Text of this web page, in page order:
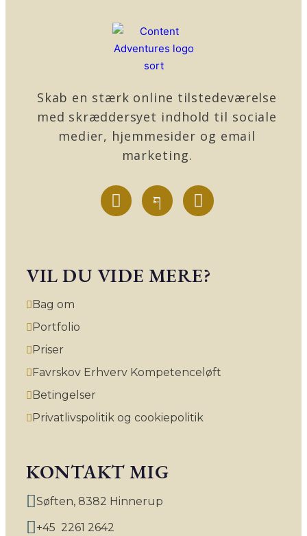
Skab en stærk online tilstedeværelse
med skræddersyet indhold til sociale
medier, hjemmesider og email
marketing.
VIL DU VIDE MERE?
Bag om
Portfolio
Priser
Favrskov Erhverv Kompetenceløft
Betingelser
Privatlivspolitik og cookiepolitik
KONTAKT MIG
Søften, 8382 Hinnerup
+45  2261 2642